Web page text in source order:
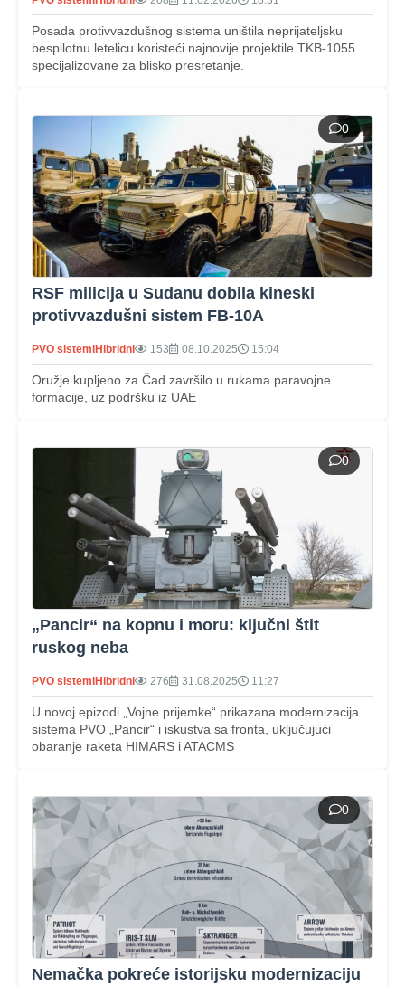
Posada protivvazdušnog sistema uništila neprijateljsku
bespilotnu letelicu koristeći najnovije projektile TKB-1055
specijalizovane za blisko presretanje.
0
RSF milicija u Sudanu dobila kineski
protivvazdušni sistem FB-10A
PVO sistemiHibridni 153 08.10.2025 15:04
Oružje kupljeno za Čad završilo u rukama paravojne
formacije, uz podršku iz UAE
0
„Pancir“ na kopnu i moru: ključni štit
ruskog neba
PVO sistemiHibridni 276 31.08.2025 11:27
U novoj epizodi „Vojne prijemke“ prikazana modernizacija
sistema PVO „Pancir“ i iskustva sa fronta, uključujući
obaranje raketa HIMARS i ATACMS
0
Nemačka pokreće istorijsku modernizaciju